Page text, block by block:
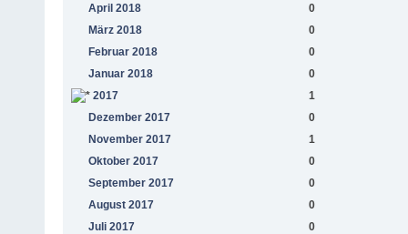
April 2018
0
März 2018
0
Februar 2018
0
Januar 2018
0
2017
1
Dezember 2017
0
November 2017
1
Oktober 2017
0
September 2017
0
August 2017
0
Juli 2017
0